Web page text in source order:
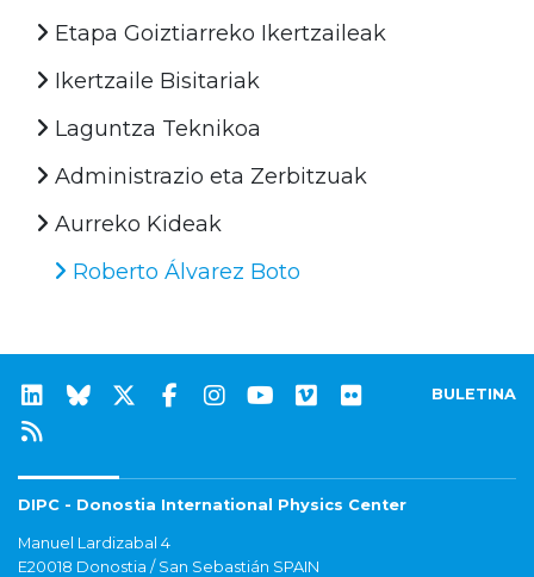
Etapa Goiztiarreko Ikertzaileak
Ikertzaile Bisitariak
Laguntza Teknikoa
Administrazio eta Zerbitzuak
Aurreko Kideak
Roberto Álvarez Boto
BULETINA
DIPC - Donostia International Physics Center
Manuel Lardizabal 4
E20018 Donostia / San Sebastián SPAIN